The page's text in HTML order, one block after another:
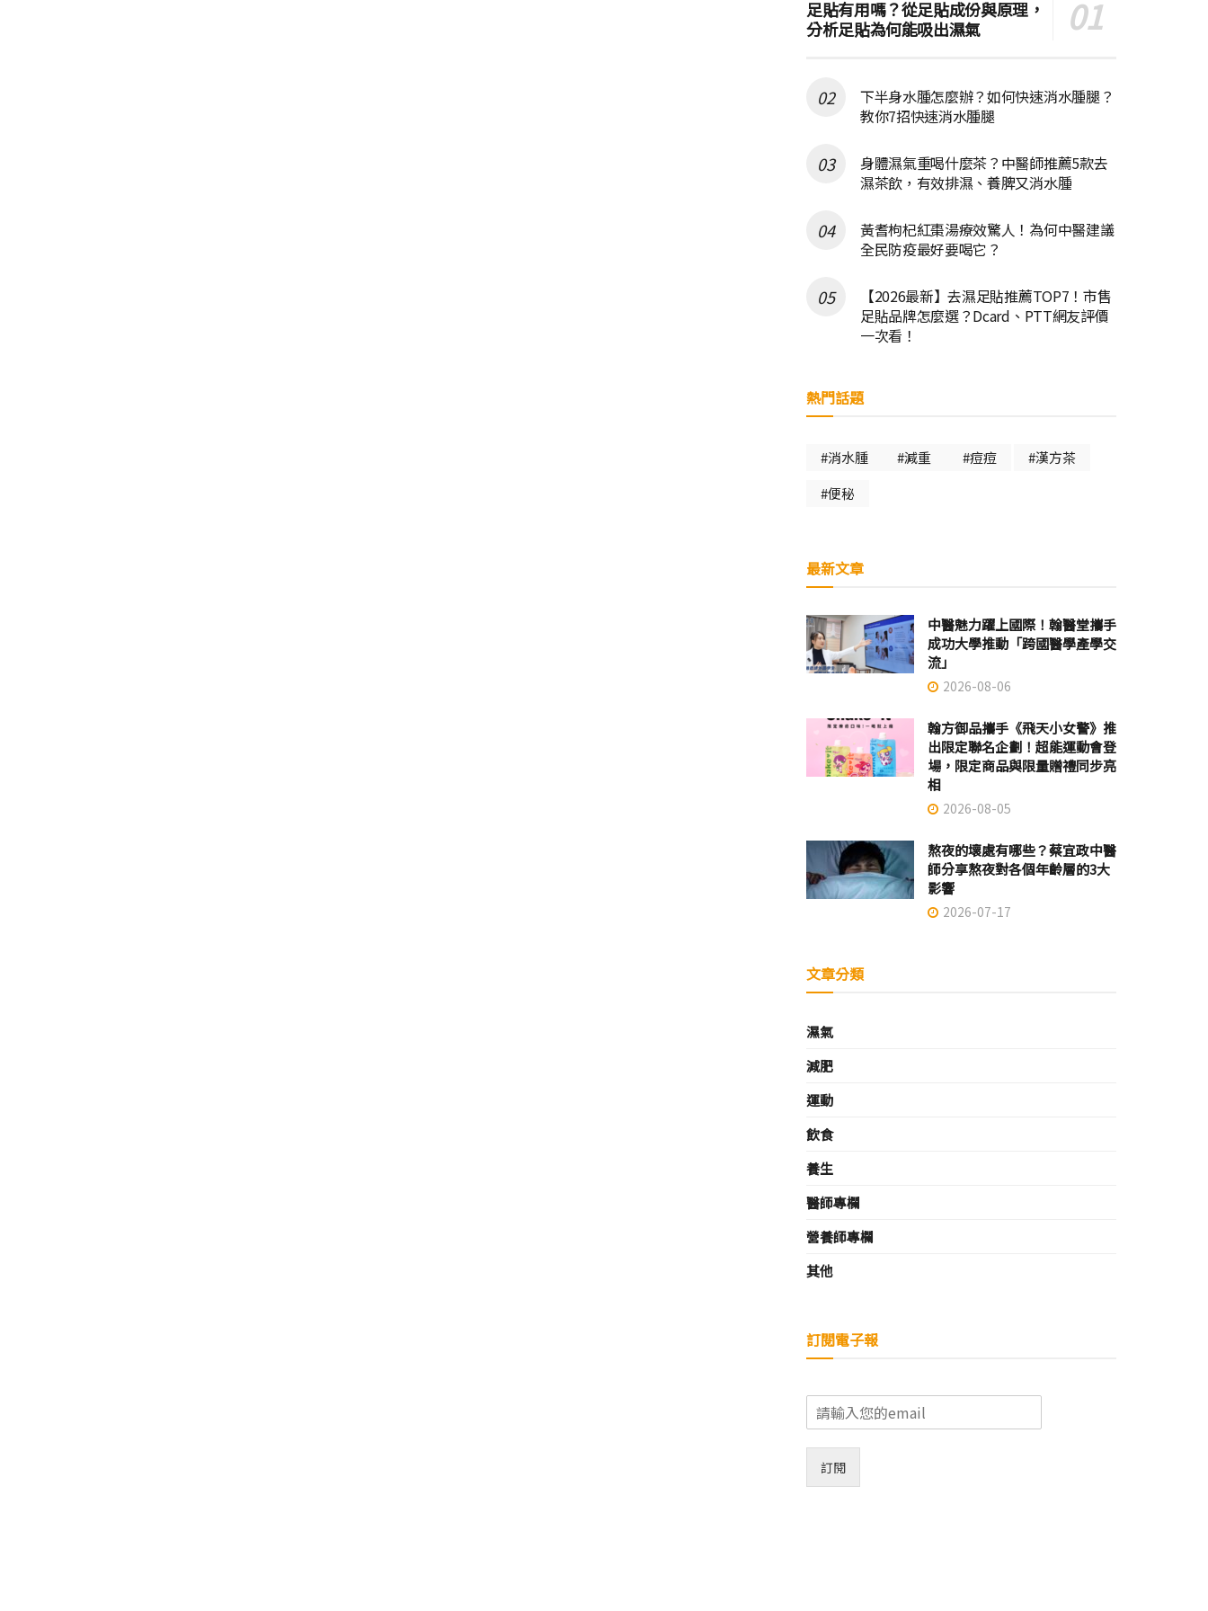
足貼有用嗎？從足貼成份與原理，
分析足貼為何能吸出濕氣
下半身水腫怎麼辦？如何快速消水腫腿？
教你7招快速消水腫腿
身體濕氣重喝什麼茶？中醫師推薦5款去
濕茶飲，有效排濕、養脾又消水腫
黃耆枸杞紅棗湯療效驚人！為何中醫建議
全民防疫最好要喝它？
【2026最新】去濕足貼推薦TOP7！市售
足貼品牌怎麼選？Dcard、PTT網友評價
一次看！
熱門話題
#消水腫 #減重 #痘痘
#漢方茶
#便秘
最新文章
中醫魅力躍上國際！翰醫堂攜手
成功大學推動「跨國醫學產學交
流」
2026-08-06
翰方御品攜手《飛天小女警》推
出限定聯名企劃！超能運動會登
場，限定商品與限量贈禮同步亮
相
2026-08-05
熬夜的壞處有哪些？蔡宜政中醫
師分享熬夜對各個年齡層的3大
影響
2026-07-17
文章分類
濕氣
減肥
運動
飲食
養生
醫師專欄
營養師專欄
其他
訂閱電子報
E
m
*
訂閱